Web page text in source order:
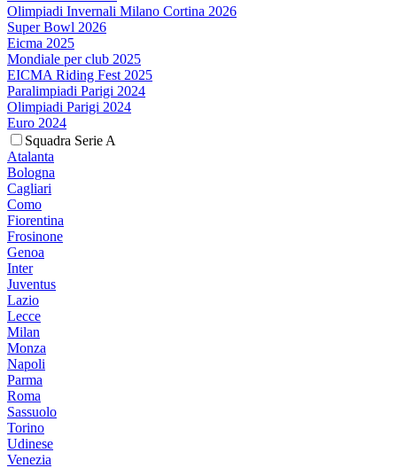
Olimpiadi Invernali Milano Cortina 2026
Super Bowl 2026
Eicma 2025
Mondiale per club 2025
EICMA Riding Fest 2025
Paralimpiadi Parigi 2024
Olimpiadi Parigi 2024
Euro 2024
Squadra Serie A
Atalanta
Bologna
Cagliari
Como
Fiorentina
Frosinone
Genoa
Inter
Juventus
Lazio
Lecce
Milan
Monza
Napoli
Parma
Roma
Sassuolo
Torino
Udinese
Venezia